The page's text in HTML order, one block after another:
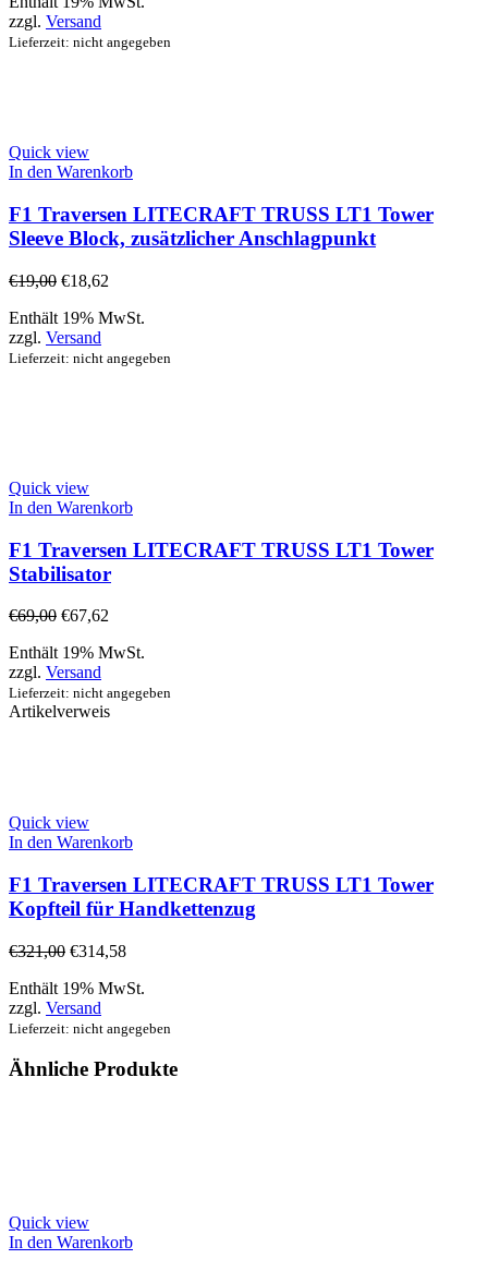
zzgl. Versand
Lieferzeit: nicht angegeben
Quick view
In den Warenkorb
F1 Traversen LITECRAFT TRUSS LT1 Tower
Sleeve Block, zusätzlicher Anschlagpunkt
€19,00 €18,62
Enthält 19% MwSt.
zzgl. Versand
Lieferzeit: nicht angegeben
Quick view
In den Warenkorb
F1 Traversen LITECRAFT TRUSS LT1 Tower
Stabilisator
€69,00 €67,62
Enthält 19% MwSt.
zzgl. Versand
Lieferzeit: nicht angegeben
Artikelverweis
Quick view
In den Warenkorb
F1 Traversen LITECRAFT TRUSS LT1 Tower
Kopfteil für Handkettenzug
€321,00 €314,58
Enthält 19% MwSt.
zzgl. Versand
Lieferzeit: nicht angegeben
Ähnliche Produkte
Quick view
In den Warenkorb